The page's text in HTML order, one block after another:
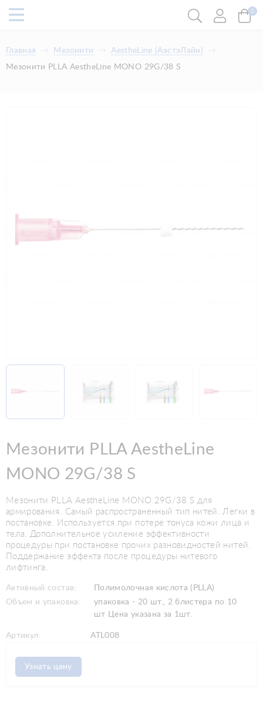
0
Главная Мезонити
AestheLine (АэстэЛайн)
Мезонити PLLA AestheLine MONO 29G/38 S
Мезонити PLLA AestheLine
MONO 29G/38 S
Мезонити PLLA AestheLine MONO 29G/38 S для
армирования. Самый распространенный тип нитей. Легки в
постановке. Используется при потере тонуса кожи лица и
тела. Дополнительное усиление эффективности
процедуры при постановке прочих разновидностей нитей.
Поддержание эффекта после процедуры нитевого
лифтинга.
Активный состав:
Полимолочная кислота (PLLA)
Объем и упаковка:
упаковка - 20 шт., 2 блистера по 10
шт Цена указана за 1шт.
Артикул: ATL008
Узнать цену